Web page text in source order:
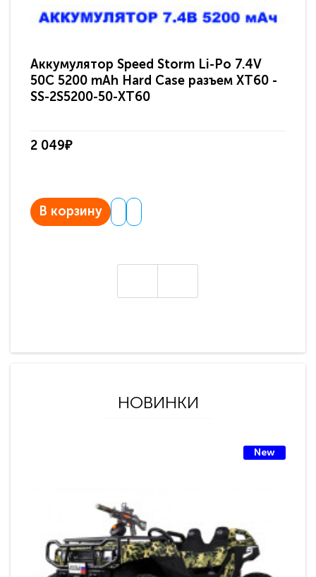
Аккумулятор Speed Storm Li-Po 7.4V
50C 5200 mAh Hard Case разъем XT60 -
SS-2S5200-50-XT60
2 049₽
В корзину
НОВИНКИ
New